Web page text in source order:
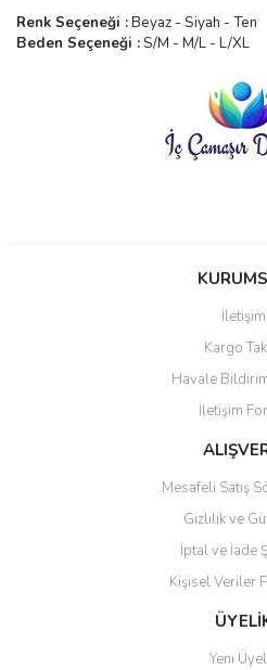
Renk Seçeneği :Beyaz - Siyah - Ten
Beden Seçeneği : S/M - M/L - L/XL
Bu ürüne ilk
Ürün resmi kalitesiz, bozuk veya
Ürün açıklamasında eksik bilgiler
Ürün bilgilerinde hatalar
Ürün fiyatı diğer sitelerden daha
Gönder
İletişim
Kargo
Havale
İletişim
Mesafeli Satış
Gizlilik ve
İptal ve İade
Kişisel Veriler
Yeni